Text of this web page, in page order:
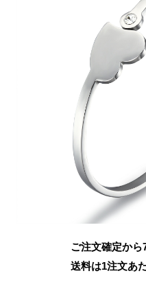
ご注文確定から
送料は1注文あ